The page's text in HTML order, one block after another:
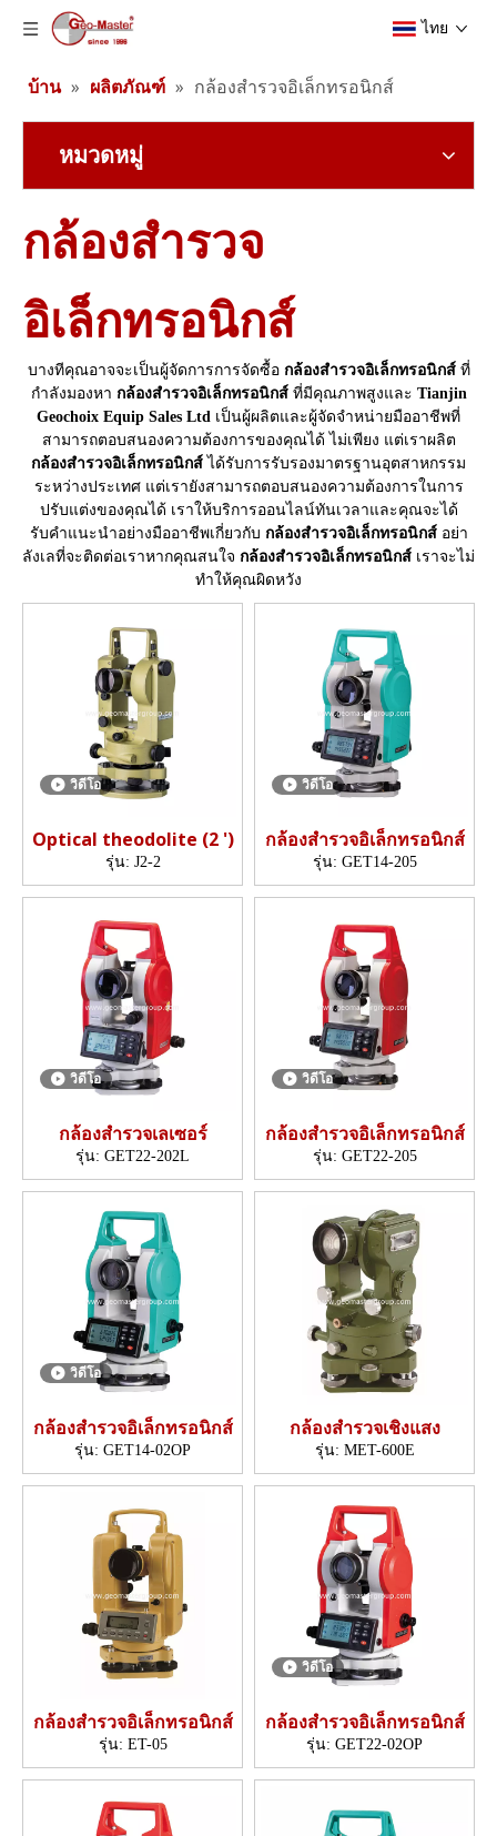
ไทย
บ้าน » ผลิตภัณฑ์ » กล้องสำรวจอิเล็กทรอนิกส์
หมวดหมู่
กล้องสำรวจ
อิเล็กทรอนิกส์
บางทีคุณอาจจะเป็นผู้จัดการการจัดซื้อ กล้องสำรวจอิเล็กทรอนิกส์ที่
กำลังมองหา กล้องสำรวจอิเล็กทรอนิกส์ที่มีคุณภาพสูงและ Tianjin
Geochoix Equip Sales Ltd เป็นผู้ผลิตและผู้จัดจำหน่ายมืออาชีพที่
สามารถตอบสนองความต้องการของคุณได้ ไม่เพียง แต่เราผลิต
กล้องสำรวจอิเล็กทรอนิกส์ ได้รับการรับรองมาตรฐานอุตสาหกรรม
ระหว่างประเทศ แต่เรายังสามารถตอบสนองความต้องการในการ
ปรับแต่งของคุณได้ เราให้บริการออนไลน์ทันเวลาและคุณจะได้
รับคำแนะนำอย่างมืออาชีพเกี่ยวกับ กล้องสำรวจอิเล็กทรอนิกส์อย่า
ลังเลที่จะติดต่อเราหากคุณสนใจ กล้องสำรวจอิเล็กทรอนิกส์ เราจะไม่
ทำให้คุณผิดหวัง
วิดีโอ
Optical theodolite (2 ')
รุ่น: J2-2
วิดีโอ
กล้องสำรวจอิเล็กทรอนิกส์
รุ่น: GET14-205
วิดีโอ
กล้องสำรวจเลเซอร์
รุ่น: GET22-202L
วิดีโอ
กล้องสำรวจอิเล็กทรอนิกส์
รุ่น: GET22-205
วิดีโอ
กล้องสำรวจอิเล็กทรอนิกส์
รุ่น: GET14-02OP
กล้องสำรวจเชิงแสง
รุ่น: MET-600E
กล้องสำรวจอิเล็กทรอนิกส์
รุ่น: ET-05
วิดีโอ
กล้องสำรวจอิเล็กทรอนิกส์
รุ่น: GET22-02OP